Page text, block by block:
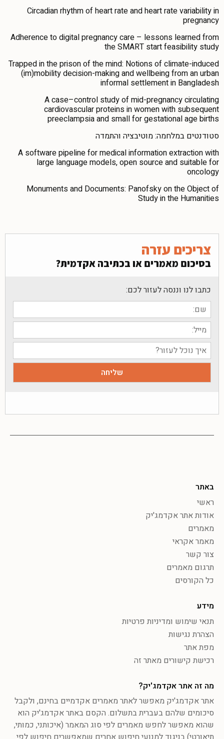
Circadian rhythm of heart rate and heart rate variability in
pregnancy
Adherence to digital pregnancy care – lessons learned from
the SMART start feasibility study
Trapped in the prison of the mind: Notions of climate-induced
(im)mobility decision-making and wellbeing from an urban
informal settlement in Bangladesh
A case–control study of mid-pregnancy circulating
cardiovascular proteins in women with subsequent
preeclampsia and small for gestational age births
סטודנטים במלחמה: מוטיבציה והתמדה
A software pipeline for medical information extraction with
large language models, open source and suitable for
oncology
Monuments and Documents: Panofsky on the Object of
Study in the Humanities
צריכים עזרה
בסיכום מאמרים או בכתיבה אקדמית?
כתבו לנו וננסה לעזור לכם:
באתר
ראשי
אודות אתר אקדמג'יק
מאמרים
מאמר אקראי
צור קשר
תרגום מאמרים
כל הקורסים
מידע
תנאי שימוש ומדיניות פרטיות
הצהרת נגישות
מפת אתר
רכישת קישורים מאתר זה
מה זה אתר אקדמג'יק?
אתר אקדמג'יק מאפשר לאתר מאמרים אקדמיים בחינם, ולקבל
סיכומים שלהם בעברית בתשלום. הקסם באתר אקדמג'יק הוא
שהוא מאפשר לחפש מאמרים לפי סוג המאמר (איכותני, כמותי,